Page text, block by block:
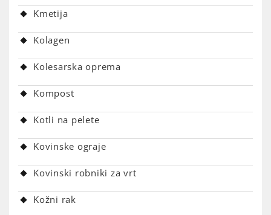
Kmetija
Kolagen
Kolesarska oprema
Kompost
Kotli na pelete
Kovinske ograje
Kovinski robniki za vrt
Kožni rak